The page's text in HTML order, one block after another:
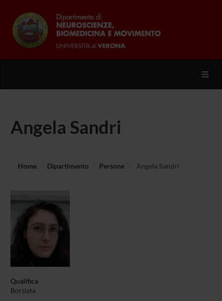
Angela Sandri
Home Dipartimento Persone Angela Sandri
Qualifica
Borsista